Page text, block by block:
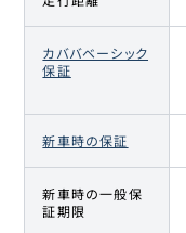
カババベーシック
保証
新車時の保証
新車時の一般保
証期限